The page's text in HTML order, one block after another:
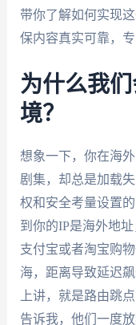
带你了解如何实现
保内容真实可靠，
为什么我
境？
想象一下，你在海
剧集，却总是加载
权和安全考量设置
到你的IP是海外地
支付宝或者淘宝购
海，距离导致延迟
上讲，就是路由跳
告诉我，他们一度